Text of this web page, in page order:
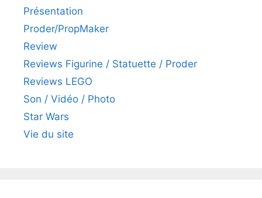
Présentation
Proder/PropMaker
Review
Reviews Figurine / Statuette / Proder
Reviews LEGO
Son / Vidéo / Photo
Star Wars
Vie du site